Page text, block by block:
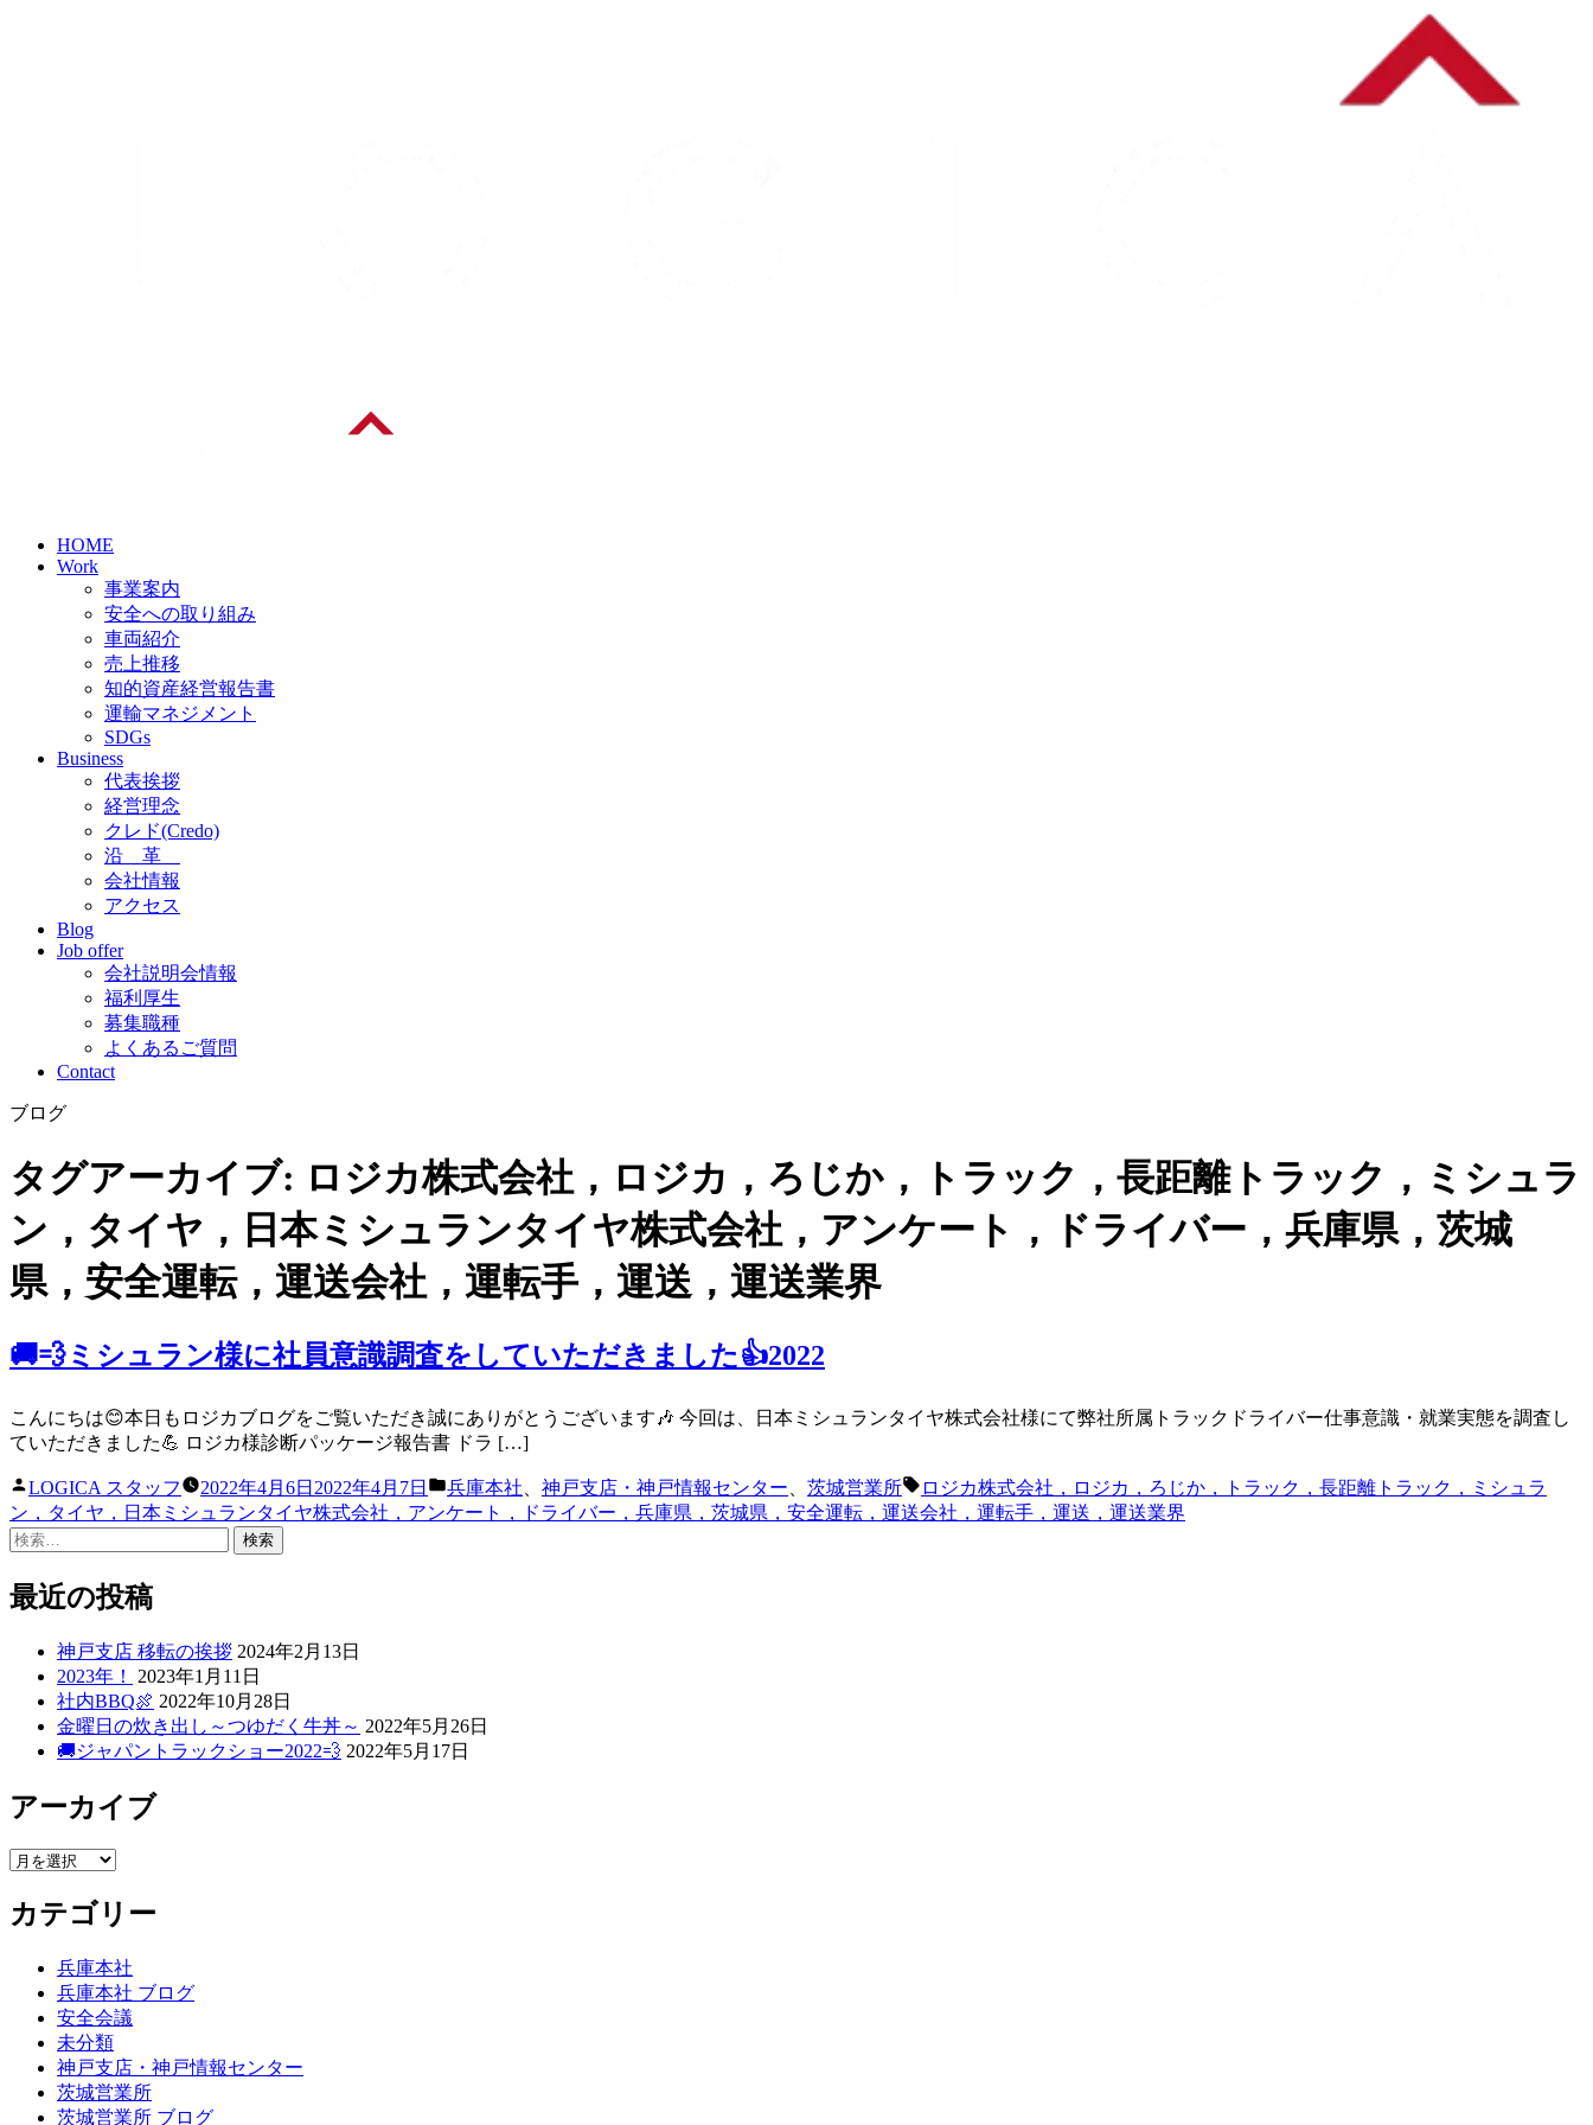
HOME
Work
事業案内
安全への取り組み
車両紹介
売上推移
知的資産経営報告書
運輸マネジメント
SDGs
Business
代表挨拶
経営理念
クレド(Credo)
沿 革
会社情報
アクセス
Blog
Job offer
会社説明会情報
福利厚生
募集職種
よくあるご質問
Contact
ブログ
タグアーカイブ: ロジカ株式会社，ロジカ，ろじか，トラック，長距離トラック，ミシュラ
ン，タイヤ，日本ミシュランタイヤ株式会社，アンケート，ドライバー，兵庫県，茨城
県，安全運転，運送会社，運転手，運送，運送業界
🚚💨ミシュラン様に社員意識調査をしていただきました👍2022
こんにちは😊本日もロジカブログをご覧いただき誠にありがとうございます🎶 今回は、日本ミシュランタイヤ株式会社様にて弊社所属トラックドライバー仕事意識・就業実態を調査し
ていただきました💪 ロジカ様診断パッケージ報告書 ドラ […]
投
者:
LOGICA スタッフ 2022年4月6日 2022年4月7日
カ
テ
兵庫本社 神戸支店・神戸情報センター 茨城営業所
タ
グ:
ロジカ株式会社，ロジカ，ろじか，トラック，長距離トラック，ミシュラ
ン，タイヤ，日本ミシュランタイヤ株式会社，アンケート，ドライバー，兵庫県，茨城県，安全運転，運送会社，運転手，運送，運送業界
検
最近の投稿
神戸支店 移転の挨拶 2024年2月13日
2023年！
2023年1月11日
社内BBQ🍖 2022年10月28日
金曜日の炊き出し～つゆだく牛丼～ 2022年5月26日
🚚ジャパントラックショー2022💨 2022年5月17日
アーカイブ
ア
カ
カテゴリー
兵庫本社
兵庫本社 ブログ
安全会議
未分類
神戸支店・神戸情報センター
茨城営業所
茨城営業所 ブログ